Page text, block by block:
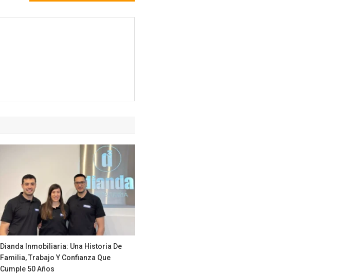
Dianda Inmobiliaria: Una Historia De
Familia, Trabajo Y Confianza Que
Cumple 50 Años